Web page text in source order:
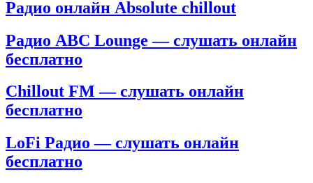
Радио онлайн Absolute chillout
Радио ABC Lounge — слушать онлайн
бесплатно
Chillout FM — слушать онлайн
бесплатно
LoFi Радио — слушать онлайн
бесплатно